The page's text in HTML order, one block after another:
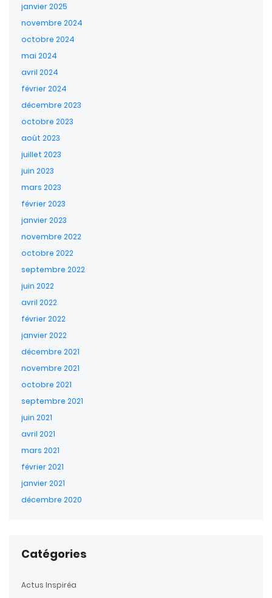
janvier 2025
novembre 2024
octobre 2024
mai 2024
avril 2024
février 2024
décembre 2023
octobre 2023
août 2023
juillet 2023
juin 2023
mars 2023
février 2023
janvier 2023
novembre 2022
octobre 2022
septembre 2022
juin 2022
avril 2022
février 2022
janvier 2022
décembre 2021
novembre 2021
octobre 2021
septembre 2021
juin 2021
avril 2021
mars 2021
février 2021
janvier 2021
décembre 2020
Catégories
Actus Inspiréa